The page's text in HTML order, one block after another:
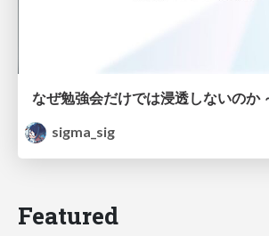
sigma_sig
Featured